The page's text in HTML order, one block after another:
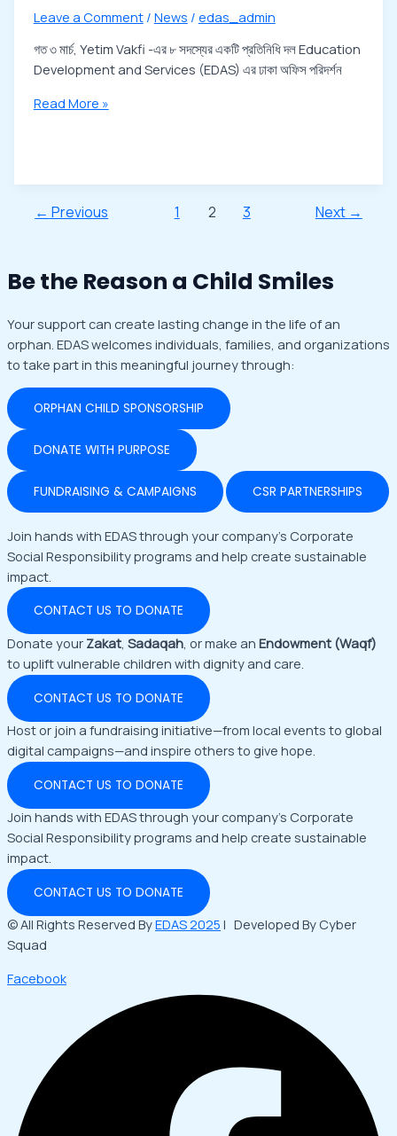
Leave a Comment / News / edas_admin
গত ৩ মার্চ, Yetim Vakfi -এর ৮ সদস্যের একটি প্রতিনিধি দল Education
Development and Services (EDAS) এর ঢাকা অফিস পরিদর্শন
Read More »
← Previous 1 2 3 Next →
Be the Reason a Child Smiles
Your support can create lasting change in the life of an
orphan. EDAS welcomes individuals, families, and organizations
to take part in this meaningful journey through:
ORPHAN CHILD SPONSORSHIP
DONATE WITH PURPOSE
FUNDRAISING & CAMPAIGNS CSR PARTNERSHIPS
Join hands with EDAS through your company’s Corporate
Social Responsibility programs and help create sustainable
impact.
CONTACT US TO DONATE
Donate your Zakat Sadaqah , or make an Endowment (Waqf)
to uplift vulnerable children with dignity and care.
CONTACT US TO DONATE
Host or join a fundraising initiative—from local events to global
digital campaigns—and inspire others to give hope.
CONTACT US TO DONATE
Join hands with EDAS through your company’s Corporate
Social Responsibility programs and help create sustainable
impact.
CONTACT US TO DONATE
© All Rights Reserved ByEDAS 2025 | Developed By Cyber
Squad
Facebook